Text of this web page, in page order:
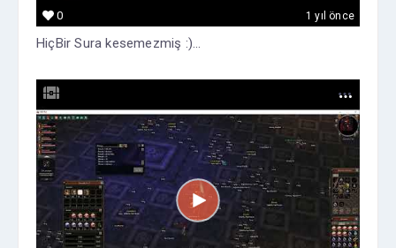
1 yıl önce
0
HiçBir Sura kesemezmiş :)...